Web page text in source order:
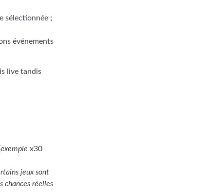
sélectionnée ;
événements
live tandis
exemple x30
jeux sont
chances réelles